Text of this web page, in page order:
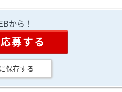
から！
募する
保存する